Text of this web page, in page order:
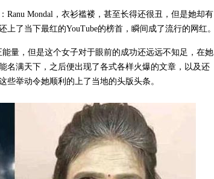
Mondal，衣衫褴褛，甚至长得还很丑，但是她却有
了当下最红的YouTube的榜首，瞬间成了流行的网红。
量，但是这个女子对于眼前的成功还远远不知足，在她
名满天下，之后便出现了各式各样火爆的文章，以及还
举动令她顺利的上了当地的头版头条。